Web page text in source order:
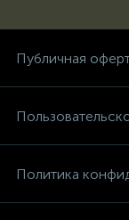
Публичная
Политика